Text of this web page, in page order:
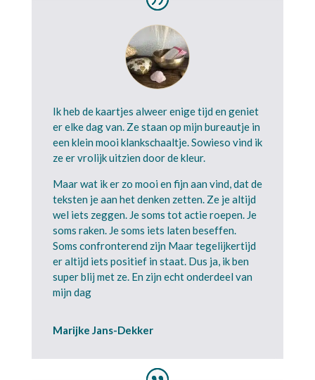
Ik heb de kaartjes alweer enige tijd en geniet
er elke dag van. Ze staan op mijn bureautje in
een klein mooi klankschaaltje. Sowieso vind ik
ze er vrolijk uitzien door de kleur.
Maar wat ik er zo mooi en fijn aan vind, dat de
teksten je aan het denken zetten. Ze je altijd
wel iets zeggen. Je soms tot actie roepen. Je
soms raken. Je soms iets laten beseffen.
Soms confronterend zijn Maar tegelijkertijd
er altijd iets positief in staat. Dus ja, ik ben
super blij met ze. En zijn echt onderdeel van
mijn dag
Marijke Jans-Dekker